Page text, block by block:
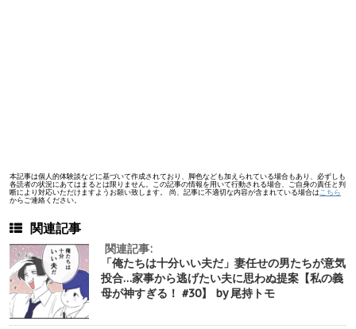
本記事は個人的体験談などに基づいて作成されており、脚色なども加えられている場合もあり、必ずしも
各読者の状況にあてはまるとは限りません。この記事の情報を用いて行動される場合、ご自身の責任と判
断により対応いただけますようお願い致します。 尚、記事に不適切な内容が含まれている場合は こちら
からご連絡ください。
関連記事
関連記事:
「俺たちは十分いい夫だ」妻任せの男たちが意気
投合…家事から逃げたい夫に思わぬ提案【私の義
母が神すぎる！ #30】 by 尾持トモ